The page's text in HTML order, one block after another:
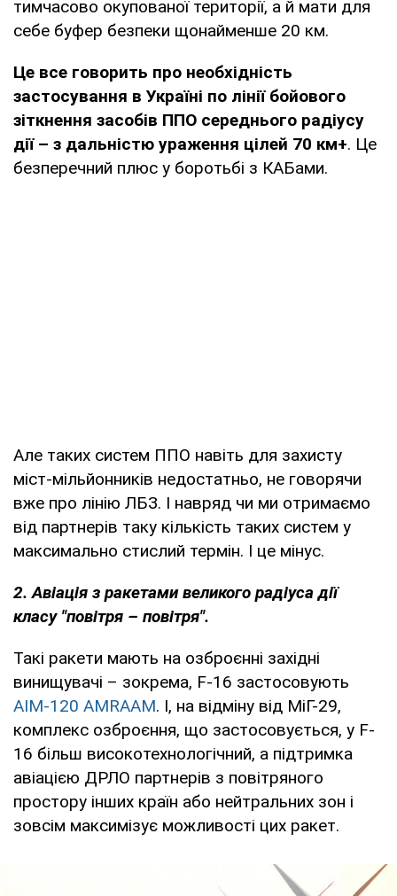
тимчасово окупованої території, а й мати для
себе буфер безпеки щонайменше 20 км.
Це все говорить про необхідність
застосування в Україні по лінії бойового
зіткнення засобів ППО середнього радіусу
дії – з дальністю ураження цілей 70 км+. Це
безперечний плюс у боротьбі з КАБами.
Але таких систем ППО навіть для захисту
міст-мільйонників недостатньо, не говорячи
вже про лінію ЛБЗ. І навряд чи ми отримаємо
від партнерів таку кількість таких систем у
максимально стислий термін. І це мінус.
2. Авіація з ракетами великого радіуса дії
класу "повітря – повітря".
Такі ракети мають на озброєнні західні
винищувачі – зокрема, F-16 застосовують
AIM-120 AMRAAM. І, на відміну від МіГ-29,
комплекс озброєння, що застосовується, у F-
16 більш високотехнологічний, а підтримка
авіацією ДРЛО партнерів з повітряного
простору інших країн або нейтральних зон і
зовсім максимізує можливості цих ракет.